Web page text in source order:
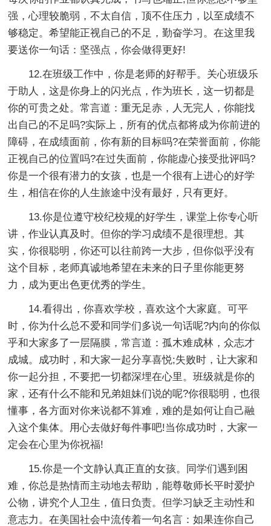
强，心理较脆弱，不太自信，顶不住压力，以至成绩不
够稳定。希望能正视自己的不足，勤奋学习。在这里我
要送你一句话：坚强点，你会做得更好!
12.在班级工作中，你是老师的好帮手。关心班级乐
于助人，这是你身上的闪光点，作为班长，这一切都是
你的可贵之处。常言道：重无足赤，人无完人，你能找
出自己的不足吗?实际上，所有的优点都将成为你前进的
障碍，在成绩面前，你有新的目标吗?在荣誉面前，你能
正视自己的位置吗?在过失面前，你能虚心接受批评吗?
你是一个很有潜力的女孩，也是一个很有上进心的好学
生，相信在你的人生旅途中没有最好，只有更好。
13.你是位遵守校纪校规的好学生，课堂上你专心听
讲，作业认真及时。但你的学习成绩不是很理想。其
实，你很聪明，你还可以往前跨一大步，但你似乎没有
这个目标，老师真诚地希望在未来的日子里你能更努
力，成为更出色更优秀的学生。
14.看得出，你喜欢学校，喜欢这个大家庭。可平
时，你为什么总不爱和同学们多说一句话呢?内向的你似
乎和大家多了一层隔膜，常言道：孤木难成林，众志才
成城。成功时，和大家一起分享喜悦;失败时，让大家和
你一起分担，不要把一切都深埋在心里。班级就是你的
家，还有什么不能和兄弟姐妹们说的呢?你很聪明，也很
懂事，各方面对你来说都不算难，难的是如何让自己融
入这个集体。用心去做好每件事吧!当你成功时，大家一
定会在心里为你祝福!
15.你是一个文静认真正直的女孩。同学们遇到困
难，你总是热情而主动地去帮助，能尊敬师长平时爱护
公物，讲究个人卫生，值日负责。但学习缺乏主动性和
意志力。在美国社会中流传着一句名言：如果连你自己